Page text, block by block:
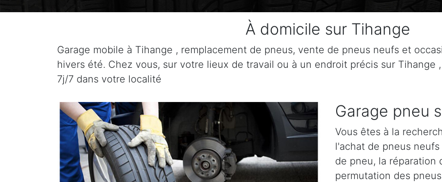
À domicile sur Tihange
Garage mobile à Tihange , remplacement de pneus, vente de pneus neufs et
hivers été. Chez vous, sur votre lieux de travail ou à un endroit précis sur Tihange
7j/7 dans votre localité
Garage pneu
Vous êtes à la
l'achat de pneus
de pneu, la réparation
permutation des